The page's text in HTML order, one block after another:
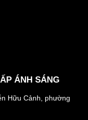
ÁNH SÁNG
Hữu Cảnh, phường